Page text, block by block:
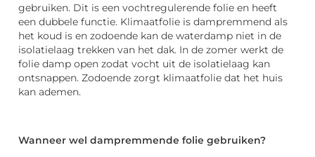
gebruiken. Dit is een vochtregulerende folie en heeft
een dubbele functie. Klimaatfolie is dampremmend als
het koud is en zodoende kan de waterdamp niet in de
isolatielaag trekken van het dak. In de zomer werkt de
folie damp open zodat vocht uit de isolatielaag kan
ontsnappen. Zodoende zorgt klimaatfolie dat het huis
kan ademen.
Wanneer wel dampremmende folie gebruiken?